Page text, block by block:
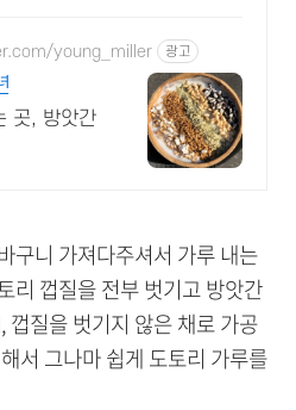
young_miller 광고
곳, 방앗간
구니 가져다주셔서 가루 내는
리 껍질을 전부 벗기고 방앗간
껍질을 벗기지 않은 채로 가공
서 그나마 쉽게 도토리 가루를